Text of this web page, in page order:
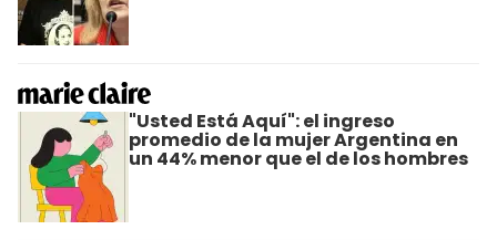
"Usted Está Aquí": el ingreso
promedio de la mujer Argentina en
un 44% menor que el de los hombres